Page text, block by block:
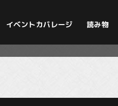
イベントカバレージ 読み物